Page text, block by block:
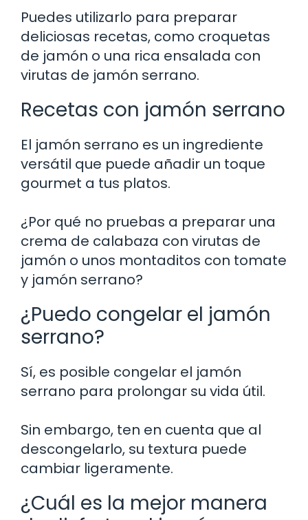
Puedes utilizarlo para preparar
deliciosas recetas, como croquetas
de jamón o una rica ensalada con
virutas de jamón serrano.
Recetas con jamón serrano
El jamón serrano es un ingrediente
versátil que puede añadir un toque
gourmet a tus platos.
¿Por qué no pruebas a preparar una
crema de calabaza con virutas de
jamón o unos montaditos con tomate
y jamón serrano?
¿Puedo congelar el jamón
serrano?
Sí, es posible congelar el jamón
serrano para prolongar su vida útil.
Sin embargo, ten en cuenta que al
descongelarlo, su textura puede
cambiar ligeramente.
¿Cuál es la mejor manera